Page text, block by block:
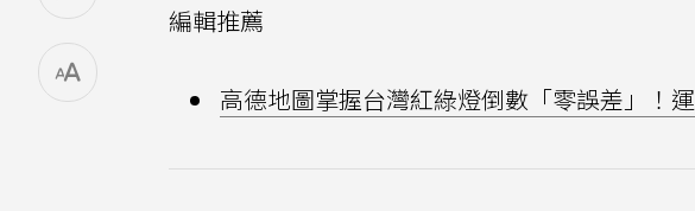
編輯推薦
高德地圖掌握台灣紅綠燈倒數「零誤差」！